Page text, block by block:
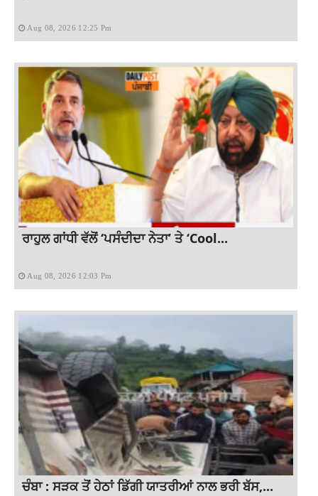
Aug 08, 2026 12:25 Pm
ਰਾਹੁਲ ਗਾਂਧੀ ਵੱਲੋਂ ‘ਪਸੰਦੀਦਾ ਨੇਤਾ’ ਤੇ ‘Cool...
Aug 08, 2026 12:03 Pm
ਚੰਬਾ : ਸੜਕ ਤੋਂ ਹੇਠਾਂ ਡਿੱਗੀ ਯਾਤਰੀਆਂ ਨਾਲ ਭਰੀ ਬੱਸ,...